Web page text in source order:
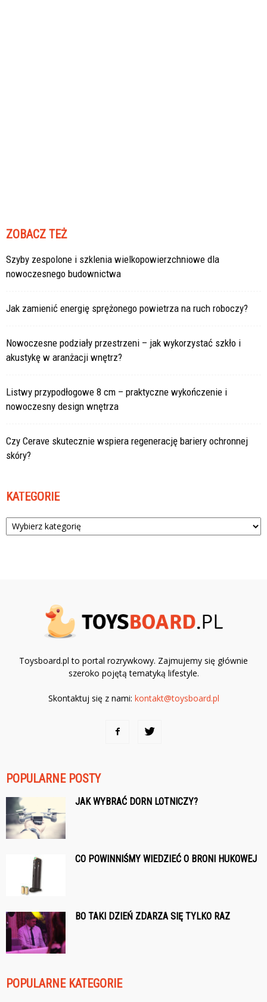
ZOBACZ TEŻ
Szyby zespolone i szklenia wielkopowierzchniowe dla
nowoczesnego budownictwa
Jak zamienić energię sprężonego powietrza na ruch roboczy?
Nowoczesne podziały przestrzeni – jak wykorzystać szkło i
akustykę w aranżacji wnętrz?
Listwy przypodłogowe 8 cm – praktyczne wykończenie i
nowoczesny design wnętrza
Czy Cerave skutecznie wspiera regenerację bariery ochronnej
skóry?
KATEGORIE
Kategorie
Toysboard.pl to portal rozrywkowy. Zajmujemy się głównie
szeroko pojętą tematyką lifestyle.
Skontaktuj się z nami: kontakt@toysboard.pl
POPULARNE POSTY
JAK WYBRAĆ DORN LOTNICZY?
CO POWINNIŚMY WIEDZIEĆ O BRONI HUKOWEJ
BO TAKI DZIEŃ ZDARZA SIĘ TYLKO RAZ
POPULARNE KATEGORIE